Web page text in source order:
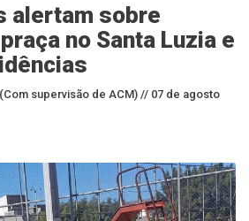
alertam sobre
no Santa Luzia e
supervisão de ACM) // 07 de agosto